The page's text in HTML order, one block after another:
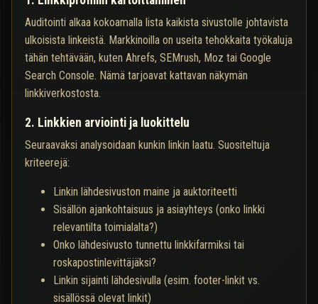
Auditointi alkaa kokoamalla lista kaikista sivustolle johtavista
ulkoisista linkeistä. Markkinoilla on useita tehokkaita työkaluja
tähän tehtävään, kuten Ahrefs, SEMrush, Moz tai Google
Search Console. Nämä tarjoavat kattavan näkymän
linkkiverkostosta.
2. Linkkien arviointi ja luokittelu
Seuraavaksi analysoidaan kunkin linkin laatu. Suositeltuja
kriteerejä:
Linkin lähdesivuston maine ja auktoriteetti
Sisällön ajankohtaisuus ja asiayhteys (onko linkki
relevantilta toimialalta?)
Onko lähdesivusto tunnettu linkkifarmiksi tai
roskapostinlevittäjäksi?
Linkin sijainti lähdesivulla (esim. footer-linkit vs.
sisällössä olevat linkit)